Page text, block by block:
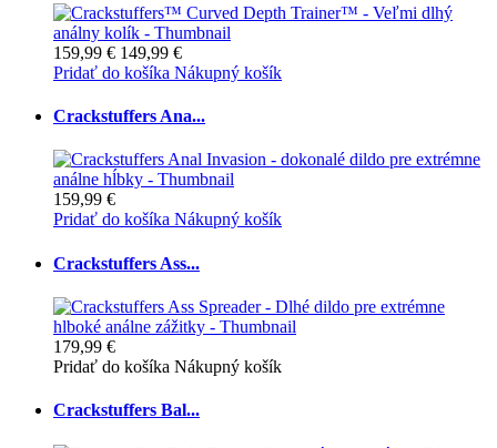
159,99 € 149,99 €
Pridať do košíka Nákupný košík
Crackstuffers Ana...
159,99 €
Pridať do košíka Nákupný košík
Crackstuffers Ass...
179,99 €
Pridať do košíka Nákupný košík
Crackstuffers Bal...